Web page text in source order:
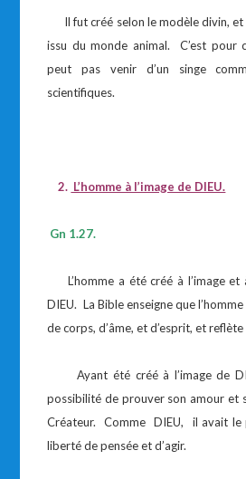
Il fut créé selon le modèle divin, et
issu du monde animal. C’est pour
peut pas venir d’un singe
scientifiques.
2. L’homme à l’image de DIEU.
Gn 1.27.
L’homme a été créé à l’image et
DIEU. La Bible enseigne que
de corps, d’âme, et d’esprit, et reflète
Ayant été créé à l’image de
possibilité de prouver son amour et
Créateur. Comme DIEU, il avait le
liberté de pensée et d’agir.